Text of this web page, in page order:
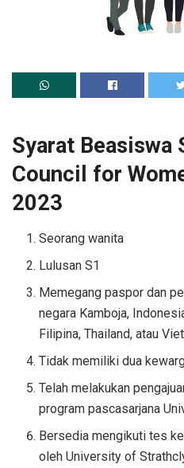
Syarat Beasiswa
Council for
2023
Seorang wanita
Lulusan S1
Memegang paspor dan
negara Kamboja,
Filipina, Thailand, atau
Tidak memiliki dua
Telah melakukan
program pascasarjana
Bersedia mengikuti tes
oleh University of